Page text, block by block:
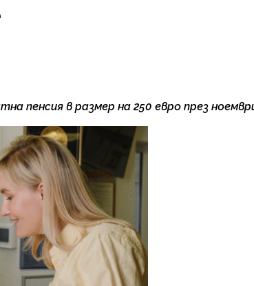
пенсия в размер на 250 евро през